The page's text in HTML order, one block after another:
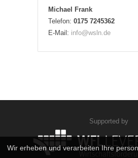
Michael Frank
Telefon: 0175 7245362
E-Mail: info@wsln.de
Supported by
Wir erheben und verarbeiten Ihre